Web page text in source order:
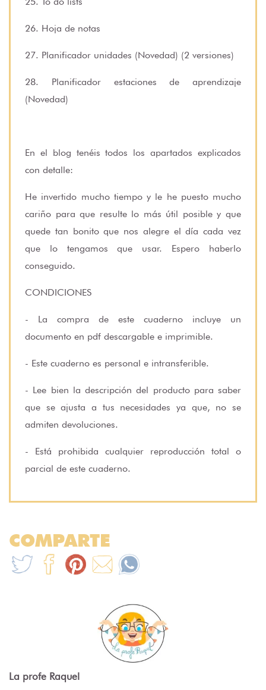
26. Hoja de notas
27. Planificador unidades (Novedad) (2 versiones)
28. Planificador estaciones de aprendizaje
(Novedad)
En el blog tenéis todos los apartados explicados
con detalle:
He invertido mucho tiempo y le he puesto mucho
cariño para que resulte lo más útil posible y que
quede tan bonito que nos alegre el día cada vez
que lo tengamos que usar. Espero haberlo
conseguido.
CONDICIONES
- La compra de este cuaderno incluye un
documento en pdf descargable e imprimible.
- Este cuaderno es personal e intransferible.
- Lee bien la descripción del producto para saber
que se ajusta a tus necesidades ya que, no se
admiten devoluciones.
- Está prohibida cualquier reproducción total o
parcial de este cuaderno.
COMPARTE
La profe Raquel